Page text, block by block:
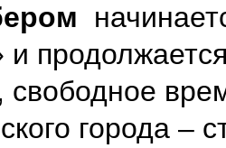
и
свободное
города